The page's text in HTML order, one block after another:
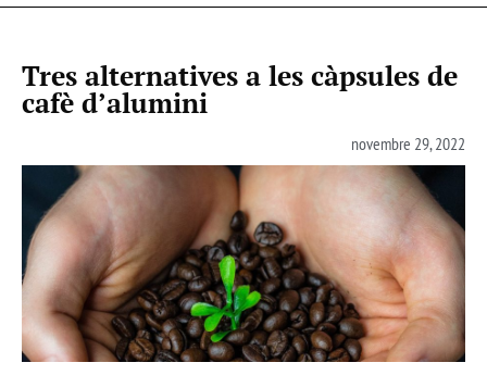
Tres alternatives a les càpsules de
cafè d’alumini
novembre 29, 2022